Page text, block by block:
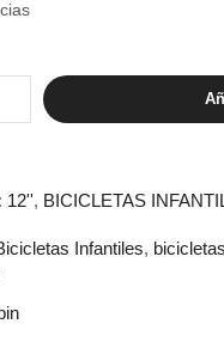
12'', BICICLETAS
Infantiles,